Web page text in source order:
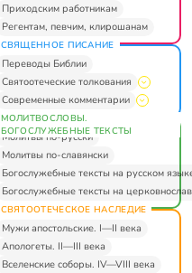
Приходским работникам
Регентам, певчим, клирошанам
СВЯЩЕННОЕ ПИСАНИЕ
Переводы Библии
Святоотеческие толкования
Современные комментарии
МОЛИТВОСЛОВЫ.
БОГОСЛУЖЕБНЫЕ ТЕКСТЫ
Молитвы по-русски
Молитвы по-славянски
Богослужебные тексты на русском
Богослужебные тексты на
СВЯТООТЕЧЕСКОЕ НАСЛЕДИЕ
Мужи апостольские. I—II века
Апологеты. II—III века
Вселенские соборы. IV—VIII века